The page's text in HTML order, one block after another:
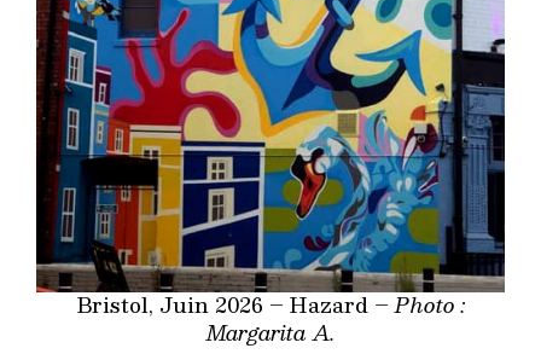
Bristol, Juin 2026 – Hazard –Photo :
Margarita A.